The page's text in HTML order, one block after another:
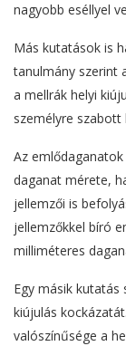
nagyobb eséllyel
Más kutatások is
tanulmány szerint
a mellrák helyi
személyre szabott
Az
daganat mérete,
jellemzői is
jellemzőkkel bíró
milliméteres
Egy másik
kiújulás
valószínűsége a